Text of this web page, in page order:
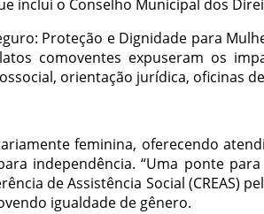
inclui o Conselho Municipal dos
Proteção e Dignidade para
comoventes expuseram os
orientação jurídica, oficinas
feminina, oferecendo
independência. “Uma ponte
de Assistência Social (CREAS)
igualdade de gênero.